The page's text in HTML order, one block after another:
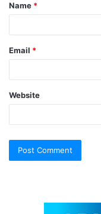
*
Name *
Email *
Website